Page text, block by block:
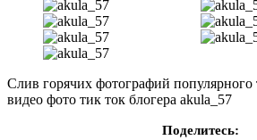
Слив горячих фотографий популярного
видео фото тик ток блогера akula_57
Поделитесь: